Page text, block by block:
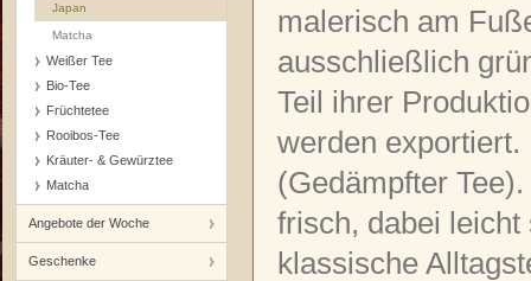
Japan
Matcha
Weißer Tee
Bio-Tee
Früchtetee
Rooibos-Tee
Kräuter- & Gewürztee
Matcha
Angebote der Woche
Geschenke
malerisch am
ausschließlich
Teil ihrer
werden exportiert.
(Gedämpfter
frisch, dabei
klassische